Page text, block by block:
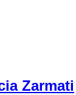
Zarmati